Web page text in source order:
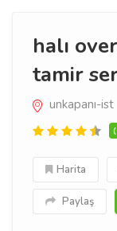
halı
tamir
unkapanı-
Harita
Paylaş